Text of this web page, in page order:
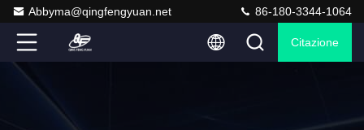
Abbyma@qingfengyuan.net 86-180-3344-1064
Citazione